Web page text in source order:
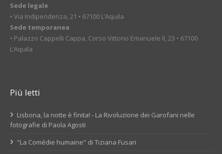
Sede legale
• Via Indipendenza, 21 • 67100 L’Aquila
Sede temporanea
• Palazzo Cappelli Cappa, Corso Vittorio Emanuele II, 23 • 67100
L’Aquila
Più letti
Lisbona, la notte è finita! - La Rivoluzione dei Garofani nelle
fotografie di Paola Agosti
"La Comédie humaine" di Tiziana Fusari